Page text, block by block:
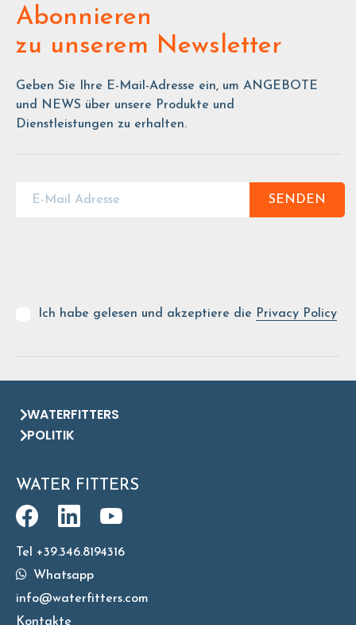
Abonnieren
zu unserem Newsletter
Geben Sie Ihre E-Mail-Adresse ein, um ANGEBOTE
und NEWS über unsere Produkte und
Dienstleistungen zu erhalten.
SENDEN
Ich habe gelesen und akzeptiere die Privacy Policy
WATERFITTERS
POLITIK
WATER FITTERS
Tel +39.346.8194316
Whatsapp
info@waterfitters.com
Kontakte